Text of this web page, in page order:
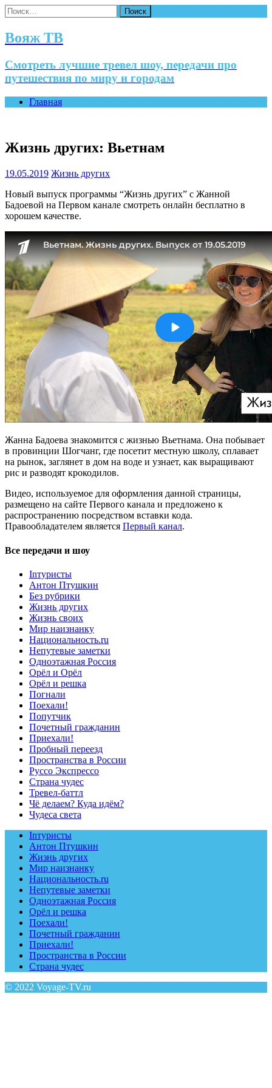
Найти:
Вояж ТВ
Смотреть лучшие тревел шоу, передачи про
путешествия по миру и городам
Главная
Жизнь других: Вьетнам
19.05.2019 Жизнь других
Новый выпуск программы “Жизнь других” с Жанной
Бадоевой на Первом канале смотреть онлайн бесплатно в
хорошем качестве.
Жанна Бадоева знакомится с жизнью Вьетнама. Она побывает
в провинции Шогчанг, где посетит местную школу, сплавает
на рынок, заглянет в дом на воде и узнает, как выращивают
рис и разводят крокодилов.
Видео, используемое для оформления данной страницы,
размещено на сайте Первого канала и предложено к
распространению посредством вставки кода.
Правообладателем является Первый канал.
Все передачи и шоу
Inтуристы
Антон Птушкин
Без рубрики
Жизнь других
Жизнь своих
Мир наизнанку
Национальность.ru
Непутевые заметки
Одноэтажная Россия
Орёл и Орёл
Орёл и решка
Погнали
Поехали!
Попутчик
Почетный гражданин
Приехали!
Пробный переезд
Пространства в России
Руссо Экспрессо
Страна чудес
Тревел-баттл
Чё делаем? Куда идём?
Чудеса света
Inтуристы
Антон Птушкин
Жизнь других
Мир наизнанку
Национальность.ru
Непутевые заметки
Одноэтажная Россия
Орёл и решка
Поехали!
Почетный гражданин
Приехали!
Пространства в России
Страна чудес
© 2022 Voyage-TV.ru